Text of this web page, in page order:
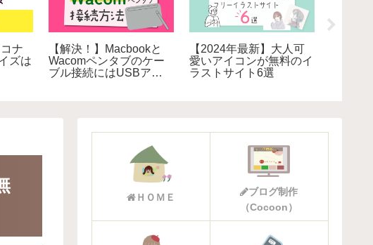
定方
2台目のPCで
Illustrator(イラレ）をイ
ンストールする方法
LINE絵文字やアイコン
に！スマホで簡単イラス
トの描き方－ibis Paint X
ＨＯＭＥ
ブログ制作
（Cocoon）